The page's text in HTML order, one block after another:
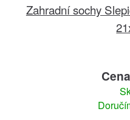
Zahradní sochy